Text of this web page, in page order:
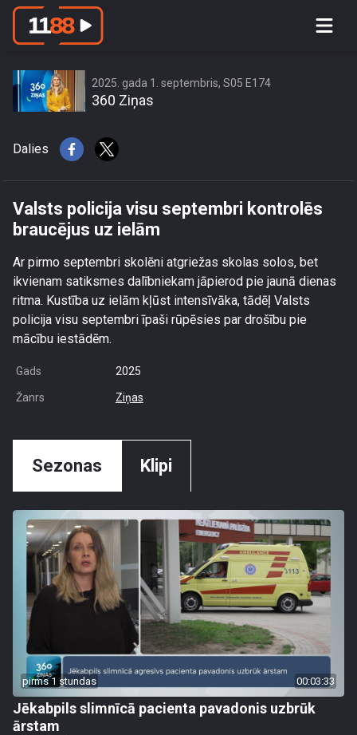
Valsts policija visu septembri kontrolēs
2025. gada 1. septembris, S05 E174
360 Ziņas
Dalies
Valsts policija visu septembri kontrolēs
braucējus uz ielām
Ar pirmo septembri skolēni atgriežas skolas solos, bet
ikvienam satiksmes dalībniekam jāpierod pie jaunā dienas
ritma. Kustība uz ielām kļūst intensīvāka, tādēļ Valsts
policija visu septembri īpaši rūpēsies par drošību pie
mācību iestādēm.
Gads 2025
Žanrs Ziņas
Sezonas Klipi
pirms 1 stundas 00:03:33
Jēkabpils slimnīcā pacienta pavadonis uzbrūk
ārstam